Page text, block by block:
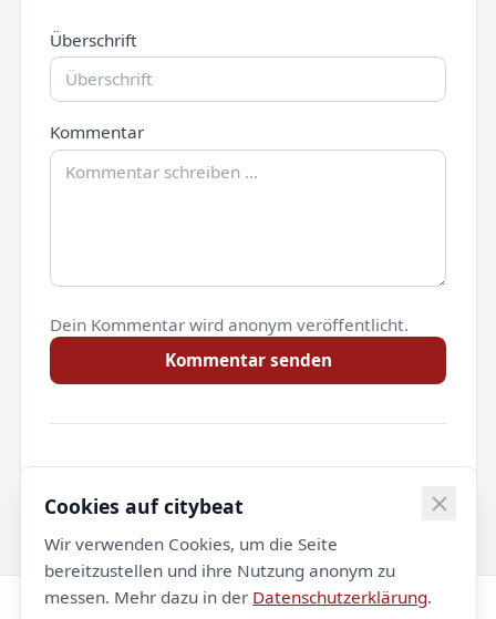
Überschrift
Kommentar
Dein Kommentar wird anonym veröffentlicht.
Kommentar senden
Noch keine Kommentare.
Cookies auf citybeat
Wir verwenden Cookies, um die Seite
bereitzustellen und ihre Nutzung anonym zu
messen. Mehr dazu in der Datenschutzerklärung.